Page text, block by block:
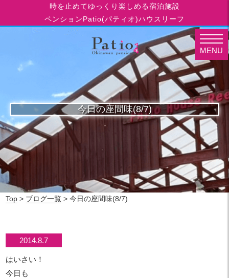
時を止めてゆっくり楽しめる宿泊施設
ペンションPatio(パティオ)ハウスリーフ
今日の座間味(8/7)
Top > ブログ一覧 > 今日の座間味(8/7)
2014.8.7
はいさい！
今日も
MENU